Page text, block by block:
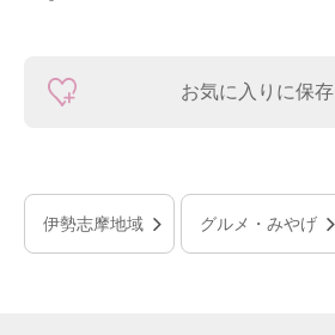
お気に入りに保存
伊勢志摩地域 グルメ・みやげ